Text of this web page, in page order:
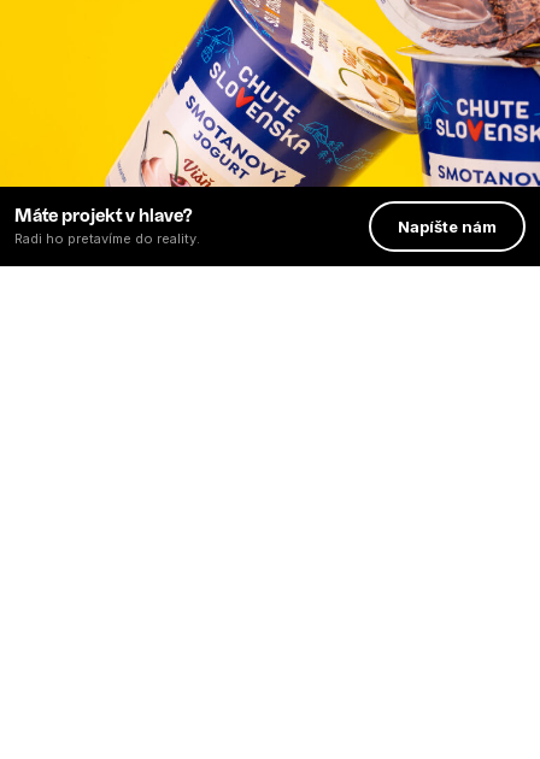
Máte projekt v hlave?
Radi ho pretavíme do reality.
Napíšte nám